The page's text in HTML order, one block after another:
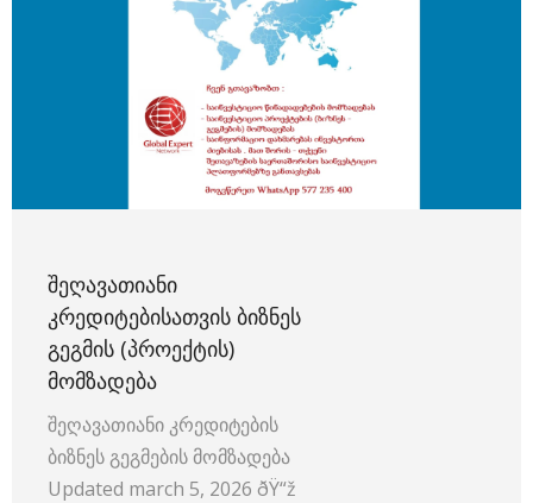
ᲨᲔᲦᲐᲕᲐᲗᲘᲐᲜᲘ
ᲙᲠᲔᲓᲘᲢᲔᲑᲘᲡᲐᲗᲕᲘᲡ ᲑᲘᲖᲜᲔᲡ
ᲒᲔᲒᲛᲘᲡ (ᲞᲠᲝᲔᲥᲢᲘᲡ)
ᲛᲝᲛᲖᲐᲓᲔᲑᲐ
შეღავათიანი კრედიტების
ბიზნეს გეგმების მომზადება
Updated march 5, 2026 ðŸ“ž